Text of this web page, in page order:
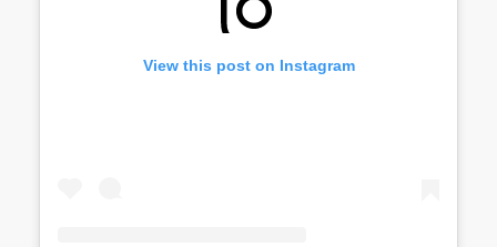
View this post on Instagram